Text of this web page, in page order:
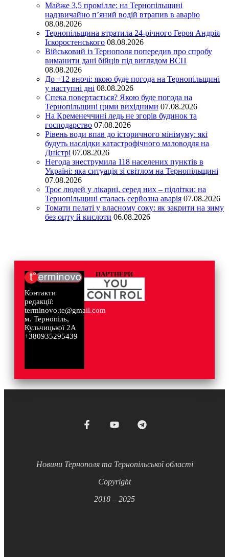
Майже 3,5 промілле: на Тернопільщині
надзвичайно п’яний водій втрапив в аварію
08.08.2026
Тернопільщина втратила 24-річного Героя Андрія
Іскоростенського 08.08.2026
Військовий із Тернополя попередив про спробу
виманити дані бійців під виглядом ВСП
08.08.2026
До +12 вночі: якою буде погода на Тернопільщині
у наступні дні 08.08.2026
Спека повертається? Якою буде погода на
Тернопільщині цими вихідними 07.08.2026
На Кременеччині ледь не згорів будинок та
господарство 07.08.2026
Рівень води впав до історичного мінімуму: які
будуть наслідки катастрофічного маловоддя на
Дністрі 07.08.2026
Негода знеструмила 118 населених пунктів в
Україні: яка ситуація зі світлом на Тернопільщині
07.08.2026
Троє людей у лікарні, серед них – підлітки: на
Тернопільщині сталась серйозна аварія 07.08.2026
Томати пелаті у власному соку: як закрити на зиму
без оцту й кислоти 06.08.2026
Контакти
редакції:
terminovo.te@gmail.com
м. Тернопіль,
Кульчицької 2А
+380935295439
ПАРТНЕРИ
Новини Тернополя та Тернопільської області
Copyright
2018 – 2025